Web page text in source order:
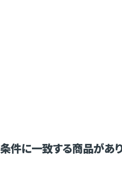
条件に一致する商品があ